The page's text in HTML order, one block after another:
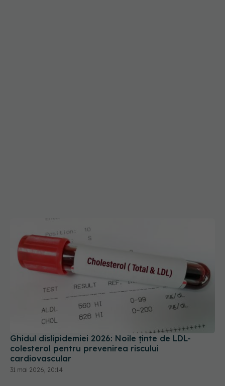
Ghidul dislipidemiei 2026: Noile ținte de LDL-
colesterol pentru prevenirea riscului
cardiovascular
31 mai 2026, 20:14